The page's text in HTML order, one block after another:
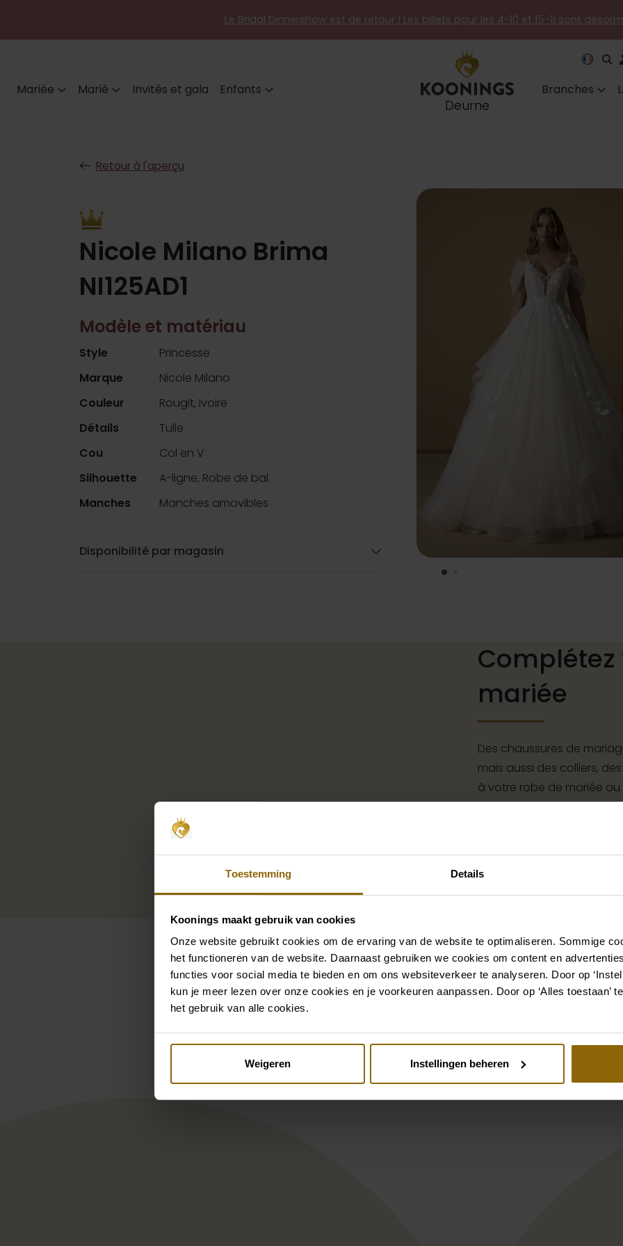
Toestemming Details
Koonings maakt gebruik van cookies
Onze website gebruikt cookies om de ervaring van de website te optimaliseren. Sommige
het functioneren van de website. Daarnaast gebruiken we cookies om content en
functies voor social media te bieden en om ons websiteverkeer te analyseren. Door op
kun je meer lezen over onze cookies en je voorkeuren aanpassen. Door op ‘Alles toestaan’
het gebruik van alle cookies.
Weigeren Instellingen beheren
Le Bridal Dinnershow est de retour ! Les billets pour les 4-10 et 15-11 sont
Mariée Marié Invités et gala Enfants
Deurne
Branches
Retour à l'aperçu
Nicole Milano Brima
NI125AD1
Modèle et matériau
Style
Princesse
Marque
Nicole Milano
Couleur
Rougit, Ivoire
Détails
Tulle
Cou
Col en V
Silhouette
A-ligne, Robe de bal
Manches
Manches amovibles
Disponibilité par magasin
mariée
Des chaussures de
mais aussi des colliers,
à votre robe de mariée
à cheveux pour votre
Voir aussi
Modeca Rania
Pinterest
Maggie Sottero Designs Fairchild
Le Papillon by